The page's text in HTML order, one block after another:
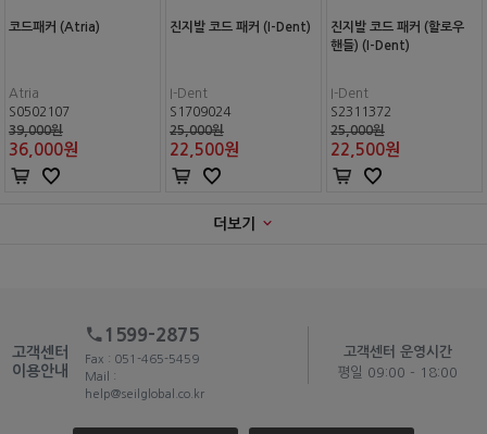
코드패커 (Atria)
Atria
S0502107
39,000원
36,000원
진지발 코드 패커 (I-Dent)
I-Dent
S1709024
25,000원
22,500원
진지발 코드 패커 (할로우
핸들) (I-Dent)
I-Dent
S2311372
25,000원
22,500원
더보기
고객센터
이용안내
1599-2875
Fax : 051-465-5459
Mail :
help@seilglobal.co.kr
고객센터 운영시간
평일 09:00 - 18:00